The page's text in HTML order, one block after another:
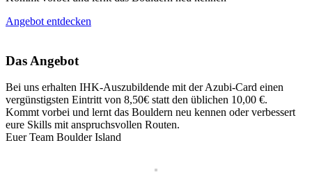
Angebot entdecken
Das Angebot
Bei uns erhalten IHK-Auszubildende mit der Azubi-Card einen
vergünstigsten Eintritt von 8,50€ statt den üblichen 10,00 €.
Kommt vorbei und lernt das Bouldern neu kennen oder verbessert
eure Skills mit anspruchsvollen Routen.
Euer Team Boulder Island